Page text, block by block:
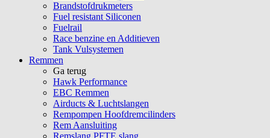
Brandstofdrukmeters
Fuel resistant Siliconen
Fuelrail
Race benzine en Additieven
Tank Vulsystemen
Remmen
Ga terug
Hawk Performance
EBC Remmen
Airducts & Luchtslangen
Rempompen Hoofdremcilinders
Rem Aansluiting
Remslang PFTE slang